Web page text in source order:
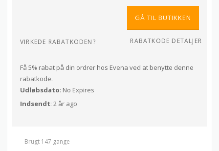
GÅ TIL BUTIKKEN
VIRKEDE RABATKODEN? RABATKODE DETALJER
Få 5% rabat på din ordrer hos Evena ved at benytte denne
rabatkode.
Udløbsdato: No Expires
Indsendt: 2 år ago
Brugt 147 gange